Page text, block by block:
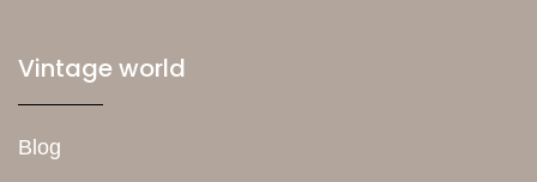
Vintage world
Blog